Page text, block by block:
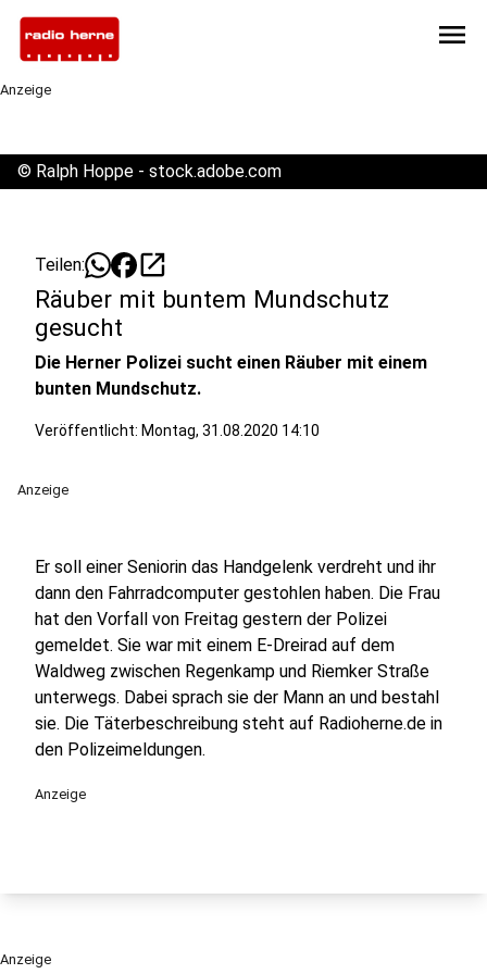
menu
Anzeige
© Ralph Hoppe - stock.adobe.com
Teilen: open_in_new
Räuber mit buntem Mundschutz
gesucht
Die Herner Polizei sucht einen Räuber mit einem
bunten Mundschutz.
Veröffentlicht: Montag, 31.08.2020 14:10
Anzeige
Er soll einer Seniorin das Handgelenk verdreht und ihr
dann den Fahrradcomputer gestohlen haben. Die Frau
hat den Vorfall von Freitag gestern der Polizei
gemeldet. Sie war mit einem E-Dreirad auf dem
Waldweg zwischen Regenkamp und Riemker Straße
unterwegs. Dabei sprach sie der Mann an und bestahl
sie. Die Täterbeschreibung steht auf Radioherne.de in
den Polizeimeldungen.
Anzeige
Anzeige